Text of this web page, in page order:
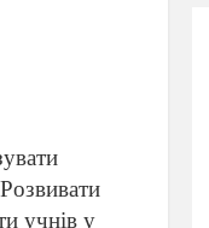
Розвивати
учнів у